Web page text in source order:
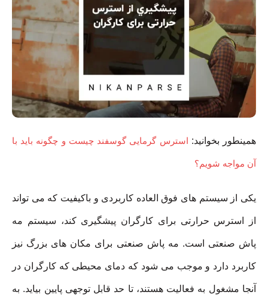
همینطور بخوانید: استرس گرمایی گوسفند چیست و چگونه باید با
آن مواجه شویم؟
یکی از سیستم های فوق العاده کاربردی و باکیفیت که می تواند
از استرس حرارتی برای کارگران پیشگیری کند، سیستم مه
پاش صنعتی است. مه پاش صنعتی برای مکان های بزرگ نیز
کاربرد دارد و موجب می شود که دمای محیطی که کارگران در
آنجا مشغول به فعالیت هستند، تا حد قابل توجهی پایین بیاید. به